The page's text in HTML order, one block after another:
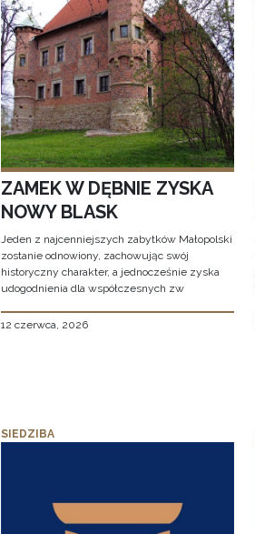
ZAMEK W DĘBNIE ZYSKA
NOWY BLASK
Jeden z najcenniejszych zabytków Małopolski
zostanie odnowiony, zachowując swój
historyczny charakter, a jednocześnie zyska
udogodnienia dla współczesnych zw
12 czerwca, 2026
SIEDZIBA